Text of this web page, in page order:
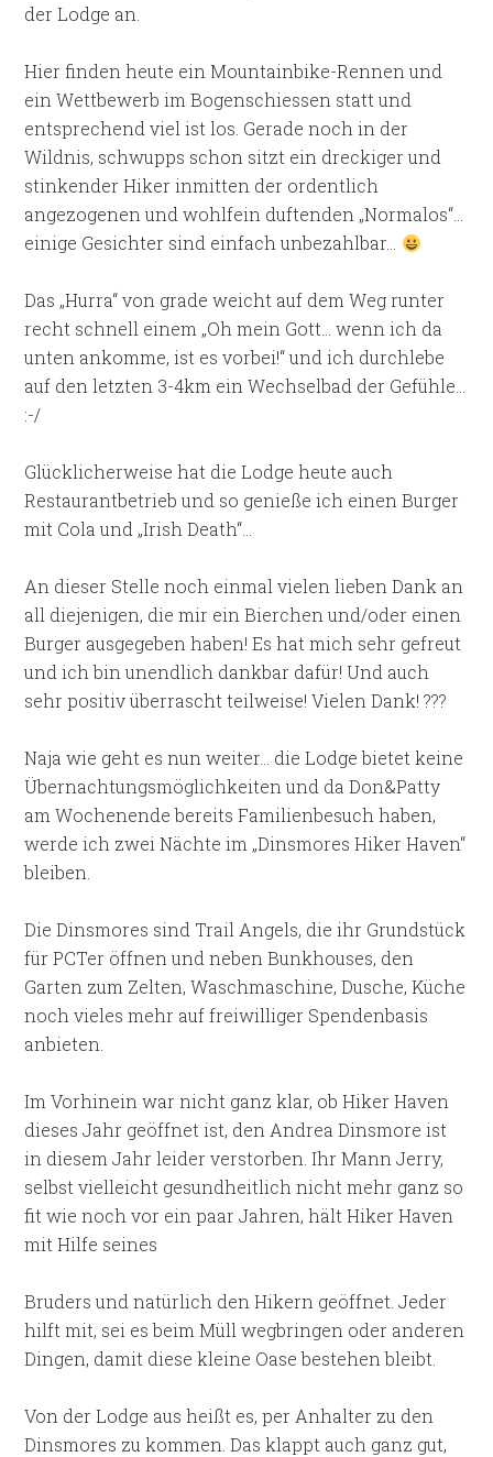
der Lodge an.
Hier finden heute ein Mountainbike-Rennen und
ein Wettbewerb im Bogenschiessen statt und
entsprechend viel ist los. Gerade noch in der
Wildnis, schwupps schon sitzt ein dreckiger und
stinkender Hiker inmitten der ordentlich
angezogenen und wohlfein duftenden „Normalos“…
einige Gesichter sind einfach unbezahlbar…
Das „Hurra“ von grade weicht auf dem Weg runter
recht schnell einem „Oh mein Gott… wenn ich da
unten ankomme, ist es vorbei!“ und ich durchlebe
auf den letzten 3-4km ein Wechselbad der Gefühle…
:-/
Glücklicherweise hat die Lodge heute auch
Restaurantbetrieb und so genieße ich einen Burger
mit Cola und „Irish Death“…
An dieser Stelle noch einmal vielen lieben Dank an
all diejenigen, die mir ein Bierchen und/oder einen
Burger ausgegeben haben! Es hat mich sehr gefreut
und ich bin unendlich dankbar dafür! Und auch
sehr positiv überrascht teilweise! Vielen Dank! ???
Naja wie geht es nun weiter… die Lodge bietet keine
Übernachtungsmöglichkeiten und da Don&Patty
am Wochenende bereits Familienbesuch haben,
werde ich zwei Nächte im „Dinsmores Hiker Haven“
bleiben.
Die Dinsmores sind Trail Angels, die ihr Grundstück
für PCTer öffnen und neben Bunkhouses, den
Garten zum Zelten, Waschmaschine, Dusche, Küche
noch vieles mehr auf freiwilliger Spendenbasis
anbieten.
Im Vorhinein war nicht ganz klar, ob Hiker Haven
dieses Jahr geöffnet ist, den Andrea Dinsmore ist
in diesem Jahr leider verstorben. Ihr Mann Jerry,
selbst vielleicht gesundheitlich nicht mehr ganz so
fit wie noch vor ein paar Jahren, hält Hiker Haven
mit Hilfe seines
Bruders und natürlich den Hikern geöffnet. Jeder
hilft mit, sei es beim Müll wegbringen oder anderen
Dingen, damit diese kleine Oase bestehen bleibt.
Von der Lodge aus heißt es, per Anhalter zu den
Dinsmores zu kommen. Das klappt auch ganz gut,